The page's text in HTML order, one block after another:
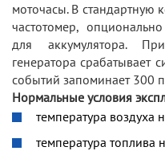
моточасы. В стандартную
частотомер,
для аккумулятора.
генератора срабатывает
событий запоминает 300
Нормальные условия
температура воздуха
температура топлива